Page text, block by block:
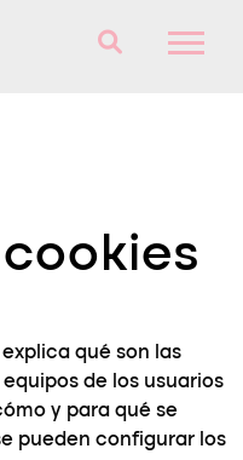
qué son las
de los usuarios
y para qué se
pueden configurar los